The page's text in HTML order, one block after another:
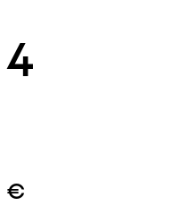
4
€